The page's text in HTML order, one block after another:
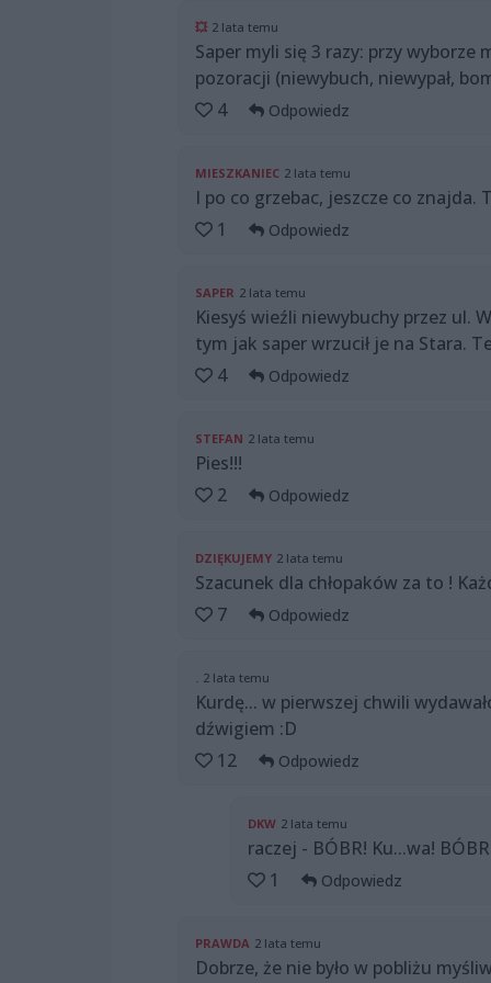
💥 2 lata temu
Saper myli się 3 razy: przy wyborze
pozoracji (niewybuch, niewypał,
4
Odpowiedz
MIESZKANIEC 2 lata temu
I po co grzebac, jeszcze co znajda.
1
Odpowiedz
SAPER 2 lata temu
Kiesyś wieźli niewybuchy przez ul.
tym jak saper wrzucił je na Stara.
4
Odpowiedz
STEFAN 2 lata temu
Pies!!!
2
Odpowiedz
DZIĘKUJEMY 2 lata temu
Szacunek dla chłopaków za to !
7
Odpowiedz
2 lata temu
Kurdę... w pierwszej chwili
dźwigiem :D
12
Odpowiedz
DKW 2 lata temu
raczej - BÓBR! Ku...wa!
1
Odpowiedz
PRAWDA 2 lata temu
Dobrze, że nie było w pobliżu